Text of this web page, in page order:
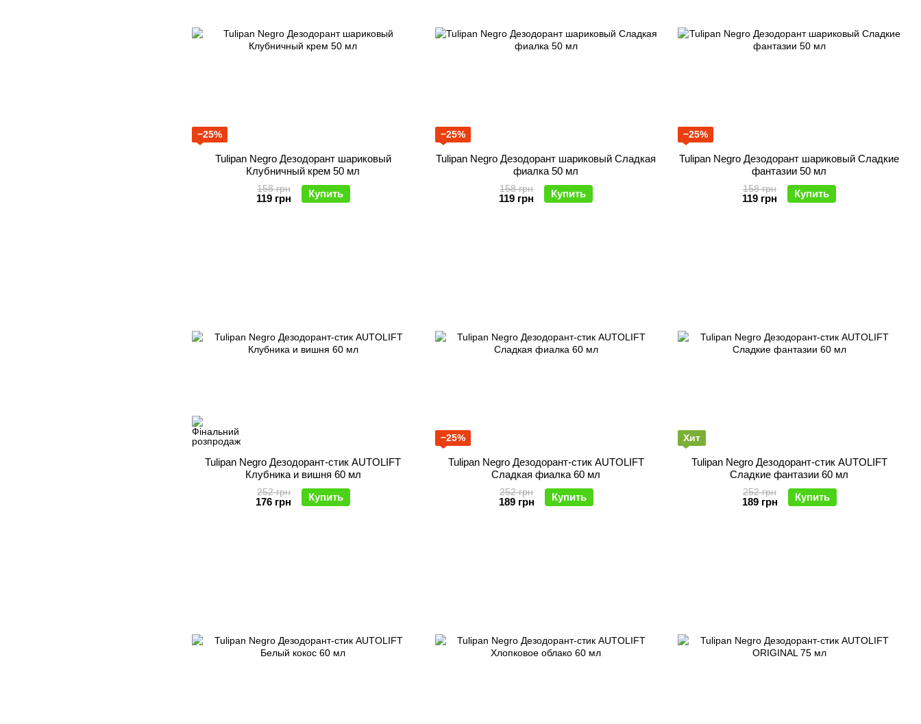
−25%
Tulipan Negro Дезодорант шариковый
Клубничный крем 50 мл
158 грн
119 грн Купить
−25%
Tulipan Negro Дезодорант шариковый Сладкая
фиалка 50 мл
158 грн
119 грн Купить
−25%
Tulipan Negro Дезодорант шариковый Сладкие
фантазии 50 мл
158 грн
119 грн Купить
Tulipan Negro Дезодорант-стик AUTOLIFT
Клубника и вишня 60 мл
252 грн
176 грн Купить
−25%
Tulipan Negro Дезодорант-стик AUTOLIFT
Сладкая фиалка 60 мл
252 грн
189 грн Купить
Хит
Tulipan Negro Дезодорант-стик AUTOLIFT
Сладкие фантазии 60 мл
252 грн
189 грн Купить